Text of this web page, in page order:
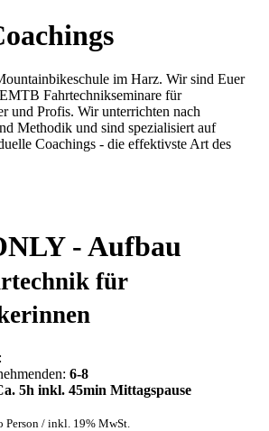
im Harz. Wir sind Euer
Fahrtechnikseminare für
und Profis. Wir unterrichten nach
Methodik und sind spezialisiert auf
Coachings - die effektivste Art des
- Aufbau
für
6-8
5h inkl. 45min Mittagspause
Person / inkl. 19% MwSt.